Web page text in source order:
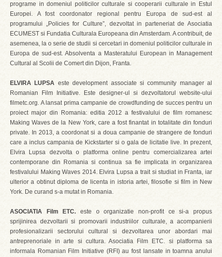
programe in domeniul politicilor culturale si cooperarii culturale in Estul
Europei. A fost coordonator regional pentru Europa de sud-est al
programului „Policies for Culture”, dezvoltat in parteneriat de Asociatia
ECUMEST si Fundatia Culturala Europeana din Amsterdam. A contribuit, de
asemenea, la o serie de studii si cercetari in domeniul politicilor culturale in
Europa de sud-est. Absolventa a Masteratului European in Management
Cultural al Scolii de Comert din Dijon, Franta.
ELVIRA LUPSA este development associate si community manager al
Romanian Film Initiative. Este designer-ul si dezvoltatorul website-ului
filmetc.org. A lansat prima campanie de crowdfunding de succes pentru un
proiect major din Romania: editia 2012 a festivalului de film romanesc
Making Waves de la New York, care a fost finantat in totalitate din fonduri
private. In 2013, a coordonat si a doua campanie de strangere de fonduri
care a inclus campania de Kickstarter si o gala de licitatie live. In prezent,
Elvira Lupsa dezvolta o platforma online pentru comercializarea artei
contemporane din Romania si continua sa fie implicata in organizarea
festivalului Making Waves 2014. Elvira Lupsa a trait si studiat in Franta, iar
ulterior a obtinut diploma de licenta in istoria artei, filosofie si film in New
York. De curand s-a mutat in Romania.
ASOCIATIA Film ETC. este o organizatie non-profit ce si-a propus
sprijinirea dezvoltarii si promovarii industriilor culturale, a acompanierii
profesionalizarii sectorului cultural si dezvoltarea unor abordari mai
antreprenoriale in arte si cultura. Asociatia Film ETC. si platforma sa
informala Romanian Film Initiative (RFI) au fost lansate in toamna anului